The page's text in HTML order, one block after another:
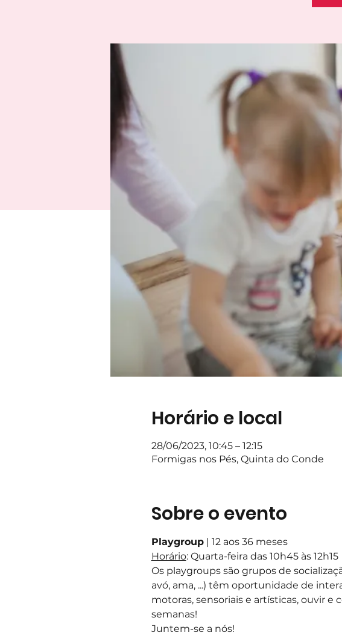
Horário e local
28/06/2023, 10:45 – 12:15
Formigas nos Pés, Quinta do Conde
Sobre o evento
Playgroup | 12 aos 36 meses
Horário: Quarta-feira das 10h45 às 12h15
Os playgroups são grupos de
avó, ama, ...) têm oportunidade de
motoras, sensoriais e artísticas, ouvir
semanas!
Juntem-se a nós!